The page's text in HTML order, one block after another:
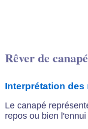
Rêver de canapé
Interprétation des
Le canapé
repos ou bien l'ennui